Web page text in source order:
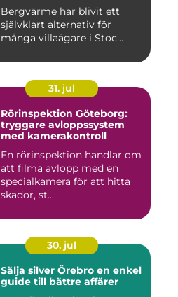
Bergvärme har blivit ett
självklart alternativ för
många villaägare i Stoc...
31. jul
Rörinspektion Göteborg:
tryggare avloppssystem
med kamerakontroll
En rörinspektion handlar om
att filma avlopp med en
specialkamera för att hitta
skador, st...
30. jul
Sälja silver Örebro en enkel
guide till bättre affärer